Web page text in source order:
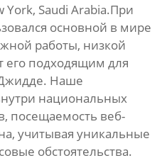
York, Saudi Arabia.При
основной в мире
работы, низкой
его подходящим для
Наше
национальных
посещаемость веб-
учитывая уникальные
обстоятельства.